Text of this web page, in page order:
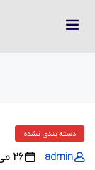
دسته بندی نشده
admin 26 می 2026